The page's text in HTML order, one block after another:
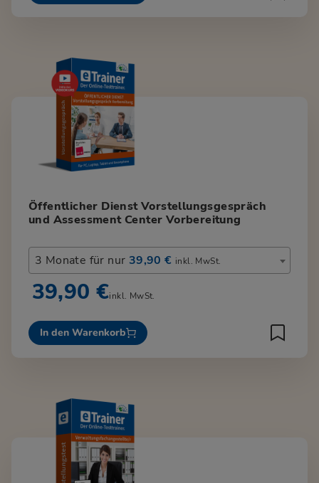
Öffentlicher Dienst Vorstellungsgespräch
und Assessment Center Vorbereitung
3 Monate für nur 39,90 € inkl. MwSt.
39,90 €inkl. MwSt.
In den Warenkorb